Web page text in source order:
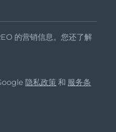
的营销信息。您还了解
隐私政策 和 服务条